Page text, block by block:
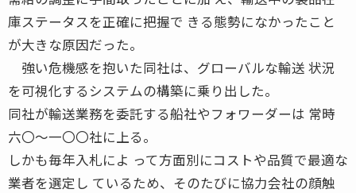
庫ステータスを正確に把握で きる態勢になかったこと
が大きな原因だった。
強い危機感を抱いた同社は、グローバルな輸送 状況
を可視化するシステムの構築に乗り出した。
同社が輸送業務を委託する船社やフォワーダーは 常時
六〇〜一〇〇社に上る。
しかも毎年入札によ って方面別にコストや品質で最適な
業者を選定し ているため、そのたびに協力会社の顔触